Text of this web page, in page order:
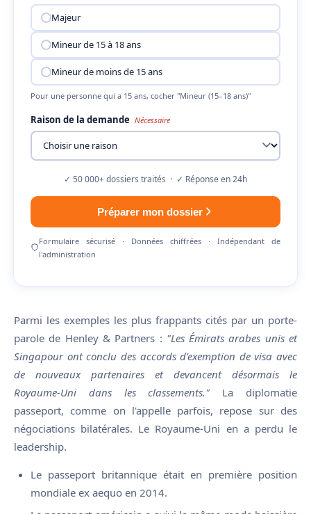
Majeur
Mineur de 15 à 18 ans
Mineur de moins de 15 ans
Pour une personne qui a 15 ans, cocher "Mineur (15–18 ans)"
Raison de la demande Nécessaire
✓ 50 000+ dossiers traités · ✓ Réponse en 24h
Préparer mon dossier
Formulaire sécurisé · Données chiffrées · Indépendant de
l'administration
Parmi les exemples les plus frappants cités par un porte-
parole de Henley & Partners : "Les Émirats arabes unis et
Singapour ont conclu des accords d'exemption de visa avec
de nouveaux partenaires et devancent désormais le
Royaume-Uni dans les classements." La diplomatie
passeport, comme on l'appelle parfois, repose sur des
négociations bilatérales. Le Royaume-Uni en a perdu le
leadership.
Le passeport britannique était en première position
mondiale ex aequo en 2014.